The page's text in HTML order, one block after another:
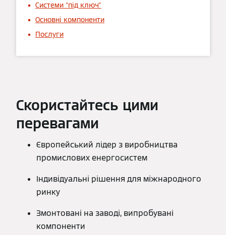
Системи "під ключ"
Основні компоненти
Послуги
Скористайтесь цими
перевагами
Європейський лідер з виробництва
промислових енергосистем
Індивідуальні рішення для міжнародного
ринку
Змонтовані на заводі, випробувані
компоненти